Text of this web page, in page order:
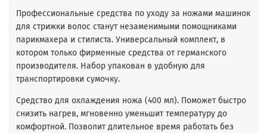
Профессиональные средства по уходу за ножами машинок
для стрижки волос станут незаменимыми помощниками
парикмахера и стилиста. Универсальный комплект, в
котором только фирменные средства от германского
производителя. Набор упакован в удобную для
транспортировки сумочку.
Средство для охлаждения ножа (400 мл). Поможет быстро
снизить нагрев, мгновенно уменьшит температуру до
комфортной. Позволит длительное время работать без